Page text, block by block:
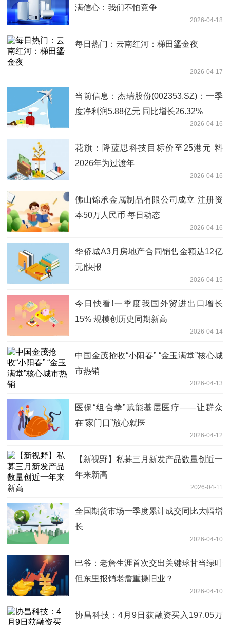
满信心：我们不怕竞争
2026-04-18
每日热门：云南红河：梯田鎏金夜
2026-04-17
当前信息：杰瑞股份(002353.SZ)：一季
度净利润5.88亿元 同比增长26.32%
2026-04-16
花旗：降蓝思科技目标价至25港元 料
2026年为过渡年
2026-04-16
佛山锦承金属制品有限公司成立 注册资
本50万人民币 每日动态
2026-04-16
华侨城A3月房地产合同销售金额达12亿
元|快报
2026-04-15
今日快看!一季度我国外贸进出口增长
15% 规模创历史同期新高
2026-04-14
中国金茂抢收“小阳春” “金玉满堂”核心城
市热销
2026-04-13
医保“组合拳”赋能基层医疗——让群众
在“家门口”放心就医
2026-04-12
【新视野】私募三月新发产品数量创近一
年来新高
2026-04-11
全国期货市场一季度累计成交同比大幅增
长
2026-04-10
巴爷：老詹生涯首次交出关键球甘当绿叶
但东里报销老詹重操旧业？
2026-04-10
协昌科技：4月9日获融资买入197.05万